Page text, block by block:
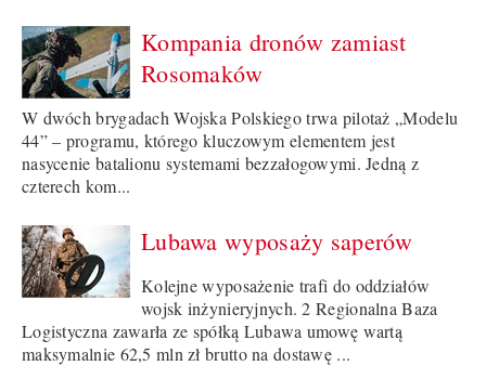
Kompania dronów zamiast
Rosomaków
W dwóch brygadach Wojska Polskiego trwa pilotaż „Modelu
44” – programu, którego kluczowym elementem jest
nasycenie batalionu systemami bezzałogowymi. Jedną z
czterech kom...
Lubawa wyposaży saperów
Kolejne wyposażenie trafi do oddziałów
wojsk inżynieryjnych. 2 Regionalna Baza
Logistyczna zawarła ze spółką Lubawa umowę wartą
maksymalnie 62,5 mln zł brutto na dostawę ...